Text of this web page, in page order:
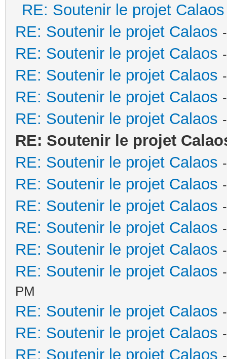
RE: Soutenir le projet Calaos
RE: Soutenir le projet Calaos
RE: Soutenir le projet Calaos
RE: Soutenir le projet Calaos
RE: Soutenir le projet Calaos
RE: Soutenir le projet Calaos
RE: Soutenir le projet
RE: Soutenir le projet Calaos
RE: Soutenir le projet Calaos
RE: Soutenir le projet Calaos
RE: Soutenir le projet Calaos
RE: Soutenir le projet Calaos
RE: Soutenir le projet Calaos
PM
RE: Soutenir le projet Calaos
RE: Soutenir le projet Calaos
RE: Soutenir le projet Calaos